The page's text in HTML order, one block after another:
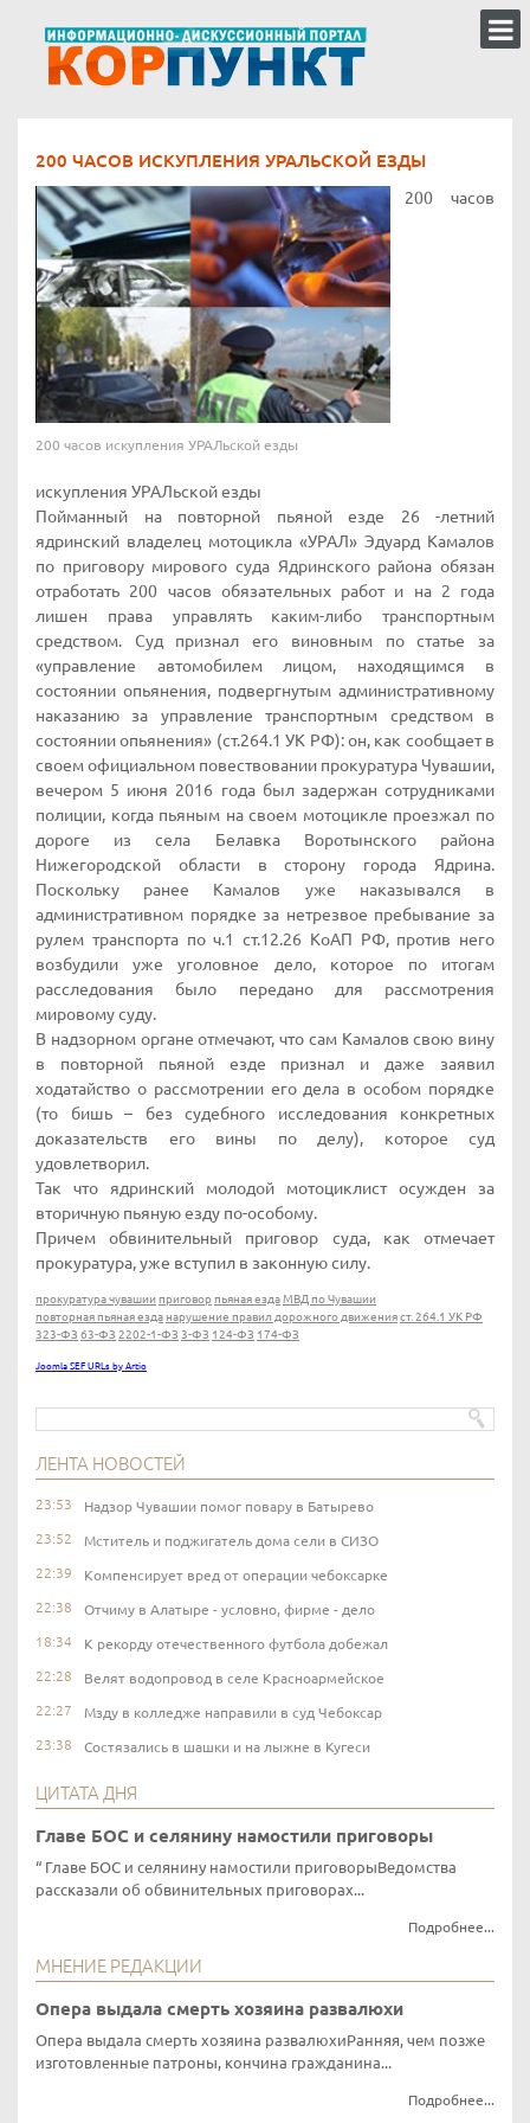
200 ЧАСОВ ИСКУПЛЕНИЯ УРАЛЬСКОЙ ЕЗДЫ
200 часов искупления УРАЛьской езды
200 часов
искупления УРАЛьской езды
Пойманный на повторной пьяной езде 26 -летний
ядринский владелец мотоцикла «УРАЛ» Эдуард Камалов
по приговору мирового суда Ядринского района обязан
отработать 200 часов обязательных работ и на 2 года
лишен права управлять каким-либо транспортным
средством. Суд признал его виновным по статье за
«управление автомобилем лицом, находящимся в
состоянии опьянения, подвергнутым административному
наказанию за управление транспортным средством в
состоянии опьянения» (ст.264.1 УК РФ): он, как сообщает в
своем официальном повествовании прокуратура Чувашии,
вечером 5 июня 2016 года был задержан сотрудниками
полиции, когда пьяным на своем мотоцикле проезжал по
дороге из села Белавка Воротынского района
Нижегородской области в сторону города Ядрина.
Поскольку ранее Камалов уже наказывался в
административном порядке за нетрезвое пребывание за
рулем транспорта по ч.1 ст.12.26 КоАП РФ, против него
возбудили уже уголовное дело, которое по итогам
расследования было передано для рассмотрения
мировому суду.
В надзорном органе отмечают, что сам Камалов свою вину
в повторной пьяной езде признал и даже заявил
ходатайство о рассмотрении его дела в особом порядке
(то бишь – без судебного исследования конкретных
доказательств его вины по делу), которое суд
удовлетворил.
Так что ядринский молодой мотоциклист осужден за
вторичную пьяную езду по-особому.
Причем обвинительный приговор суда, как отмечает
прокуратура, уже вступил в законную силу.
прокуратура чувашии приговорпьяная ездаМВД по Чувашии
повторная пьяная езданарушение правил дорожного движенияст. 264.1 УК РФ
323-ФЗ 63-ФЗ 2202-1-ФЗ 3-ФЗ 124-ФЗ 174-ФЗ
Joomla SEF URLs by Artio
ЛЕНТА НОВОСТЕЙ
23:53 Надзор Чувашии помог повару в Батырево
23:52 Мститель и поджигатель дома сели в СИЗО
22:39 Компенсирует вред от операции чебоксарке
22:38 Отчиму в Алатыре - условно, фирме - дело
18:34 К рекорду отечественного футбола добежал
22:28 Велят водопровод в селе Красноармейское
22:27 Мзду в колледже направили в суд Чебоксар
23:38 Состязались в шашки и на лыжне в Кугеси
ЦИТАТА ДНЯ
Главе БОС и селянину намостили приговоры
Главе БОС и селянину намостили приговорыВедомства
рассказали об обвинительных приговорах...
Подробнее...
МНЕНИЕ РЕДАКЦИИ
Опера выдала смерть хозяина развалюхи
Опера выдала смерть хозяина развалюхиРанняя, чем позже
изготовленные патроны, кончина гражданина...
Подробнее...